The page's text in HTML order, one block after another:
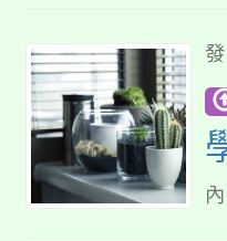
《
程，歡
心理、
轉知苗
縣市「
門員」
桃園市
要點
「桃園
展演活
115年